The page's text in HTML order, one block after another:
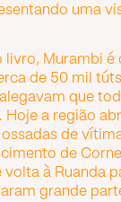
uma
livro, Murambi é
de 50 mil
que
Hoje a região
de
de
à Ruanda
grande